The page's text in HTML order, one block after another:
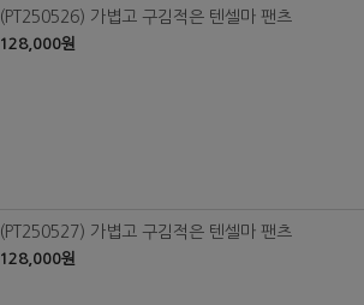
(PT250526) 가볍고 구김적은 텐셀마 팬츠
128,000원
(PT250527) 가볍고 구김적은 텐셀마 팬츠
128,000원